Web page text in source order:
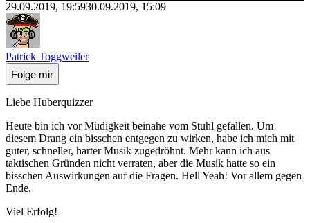
29.09.2019, 19:5930.09.2019, 15:09
Patrick Toggweiler
Folge mir
Liebe Huberquizzer
Heute bin ich vor Müdigkeit beinahe vom Stuhl gefallen. Um
diesem Drang ein bisschen entgegen zu wirken, habe ich mich mit
guter, schneller, harter Musik zugedröhnt. Mehr kann ich aus
taktischen Gründen nicht verraten, aber die Musik hatte so ein
bisschen Auswirkungen auf die Fragen. Hell Yeah! Vor allem gegen
Ende.
Viel Erfolg!